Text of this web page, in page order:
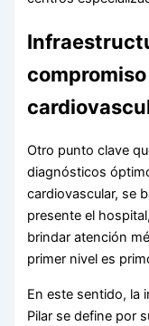
Otro punto clave
diagnósticos
cardiovascular, se
presente el
brindar atención
primer nivel es
En este sentido, la
Pilar se define por